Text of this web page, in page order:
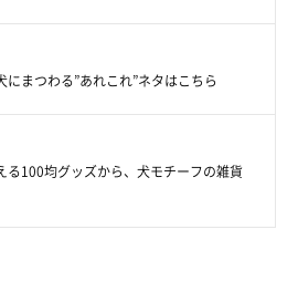
、寝顔は満足そうです。
まつわる”あれこれ”ネタはこちら
る100均グッズから、犬モチーフの雑貨